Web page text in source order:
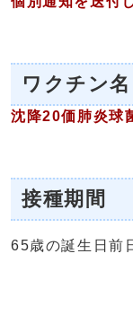
ワクチン名
沈降20価肺炎球
接種期間
65歳の誕生日前